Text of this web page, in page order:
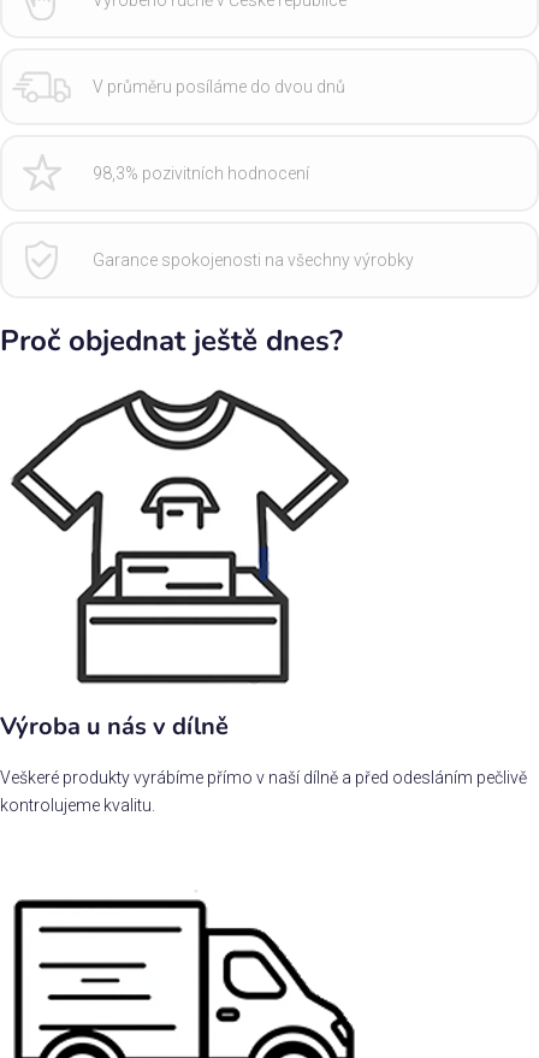
V průměru posíláme do dvou dnů
98,3% pozivitních hodnocení
Garance spokojenosti na všechny výrobky
Proč objednat ještě dnes?
Výroba u nás v dílně
Veškeré produkty vyrábíme přímo v naší dílně a před odesláním pečlivě
kontrolujeme kvalitu.